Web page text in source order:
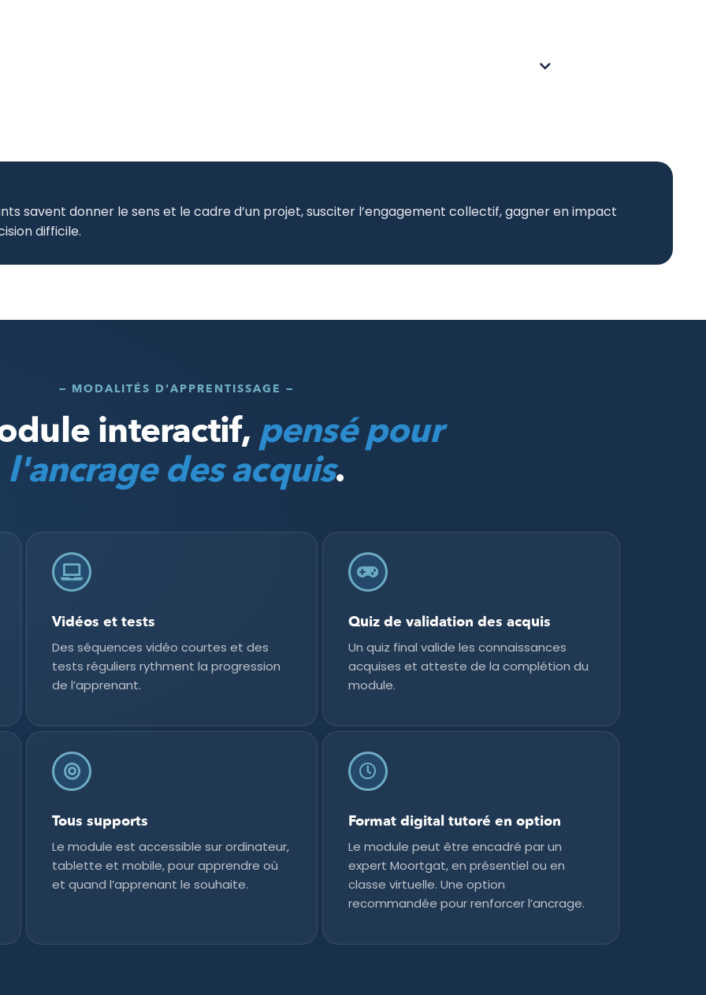
savent donner le sens et le cadre d’un projet, susciter l’engagement collectif, gagner en impact
difficile.
— MODALITÉS D'APPRENTISSAGE —
interactif, pensé pour
l'ancrage des acquis.
Vidéos et tests
Des séquences vidéo courtes et des
tests réguliers rythment la progression
de l’apprenant.
Quiz de validation des acquis
Un quiz final valide les connaissances
acquises et atteste de la complétion du
module.
Tous supports
Le module est accessible sur ordinateur,
tablette et mobile, pour apprendre où
et quand l’apprenant le souhaite.
Format digital tutoré en option
Le module peut être encadré par un
expert Moortgat, en présentiel ou en
classe virtuelle. Une option
recommandée pour renforcer l’ancrage.